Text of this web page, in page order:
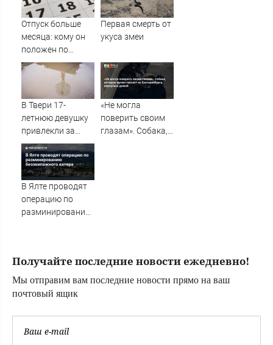
питбайкера
07/08/2026 –
личность
Отпуск больше
месяца: кому он
положен по
закону в
Башкирии
Первая смерть от
укуса змеи
В Твери 17-
летнюю девушку
привлекли за
распространение
видео с БПЛА –
Новости Твери и
городов Тверской
«Не могла
поверить своим
глазам». Собака,
В Ялте проводят
операцию по
разминированию
Получайте последние новости ежедневно!
Мы отправим вам последние новости прямо на ваш
почтовый ящик